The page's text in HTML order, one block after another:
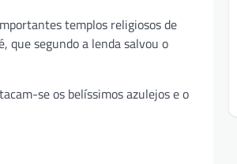
templos religiosos de
que segundo a lenda salvou o
se os belíssimos azulejos e o